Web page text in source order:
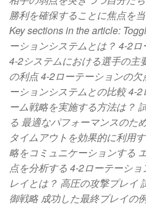
勝利を確保することに焦点を
Key sections in the article:
ーションシステムとは？ 4-2
4-2システムにおける選手の主
の利点 4-2ローテーションの
ーションシステムとの比較 4-
ーム戦略を実施する方法は？
る 最適なパフォーマンスのた
タイムアウトを効果的に利用
略をコミュニケーションする
点を分析する 4-2ローテーシ
レイとは？ 高圧の攻撃プレイ
御戦略 成功した最終プレイの